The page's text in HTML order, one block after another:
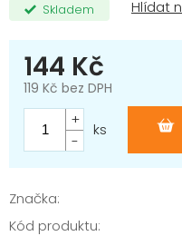
Skladem
144 Kč
119 Kč bez DPH
Měrná
cena:
ks
Značka:
Kód produktu: